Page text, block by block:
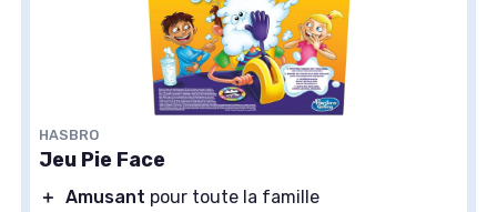
HASBRO
Jeu Pie Face
＋ Amusant pour toute la famille